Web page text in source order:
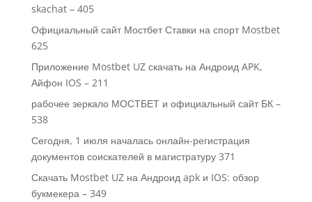
skachat – 405
Официальный сайт Мостбет Ставки на спорт Mostbet
625
Приложение Mostbet UZ скачать на Андроид APK,
Айфон IOS – 211
рабочее зеркало МОСТБЕТ и официальный сайт БК –
538
Сегодня, 1 июля началась онлайн-регистрация
документов соискателей в магистратуру 371
Скачать Mostbet UZ на Андроид apk и IOS: обзор
букмекера – 349